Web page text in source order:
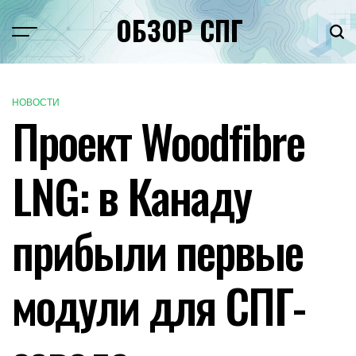
Перейти
к
содержимому
Меню ОБЗОР СПГ
ОПУБЛИКОВАНО
В
НОВОСТИ
Проект Woodfibre
LNG: в Канаду
прибыли первые
модули для СПГ-